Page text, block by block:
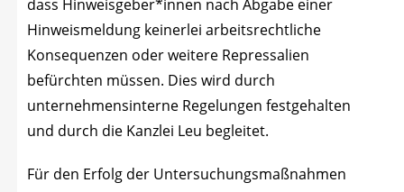
dass Hinweisgeber*innen nach Abga­be einer
Hin­weis­mel­dung kei­ner­lei arbeits­recht­li­che
Kon­se­quen­zen oder wei­te­re Repres­sa­li­en
befürch­ten müs­sen. Dies wird durch
unter­neh­mens­in­ter­ne Rege­lun­gen fest­ge­hal­ten
und durch die Kanz­lei Leu begleitet.
Für den Erfolg der Unter­su­chungs­maß­nah­men